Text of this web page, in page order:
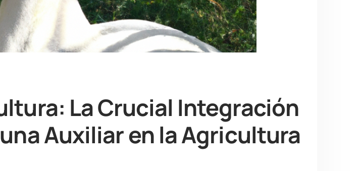
La Crucial Integración
Auxiliar en la Agricultura